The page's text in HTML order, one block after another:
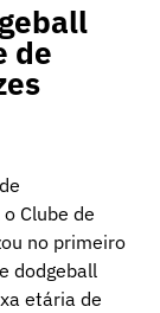
de
Clube de
no primeiro
dodgeball
etária de